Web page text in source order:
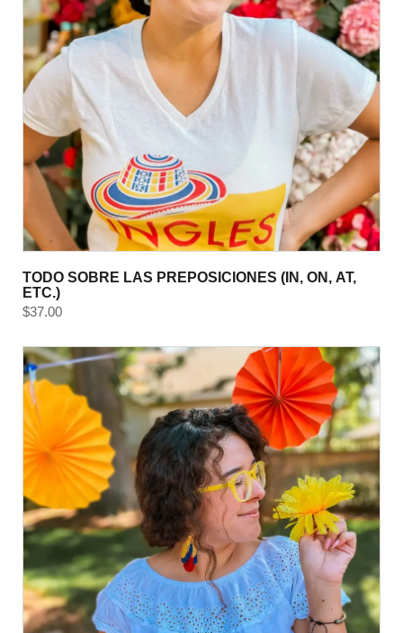
TODO SOBRE LAS PREPOSICIONES (IN, ON, AT,
ETC.)
$37.00